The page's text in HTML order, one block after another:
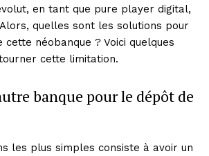
en tant que pure player digital,
quelles sont les solutions pour
néobanque ? Voici quelques
cette limitation.
banque pour le dépôt de
les plus simples consiste à avoir un